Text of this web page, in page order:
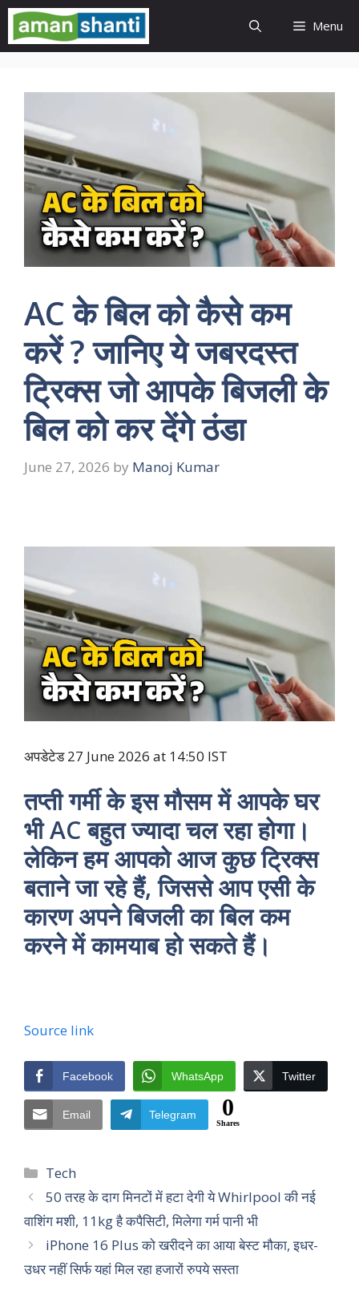
Skip
content
Menu
AC के बिल को कैसे कम
करें ? जानिए ये जबरदस्त
ट्रिक्स जो आपके बिजली के
बिल को कर देंगे ठंडा
June 27, 2026 by Manoj Kumar
अपडेटेड 27 June 2026 at 14:50 IST
तप्ती गर्मी के इस मौसम में आपके घर
भी AC बहुत ज्यादा चल रहा होगा।
लेकिन हम आपको आज कुछ ट्रिक्स
बताने जा रहे हैं, जिससे आप एसी के
कारण अपने बिजली का बिल कम
करने में कामयाब हो सकते हैं।
Source link
Facebook WhatsApp Twitter
Email Telegram 0
Shares
Categories
Tech
50 तरह के दाग मिनटों में हटा देगी ये Whirlpool की नई
वाशिंग मशी, 11kg है कपैसिटी, मिलेगा गर्म पानी भी
iPhone 16 Plus को खरीदने का आया बेस्ट मौका, इधर-
उधर नहीं सिर्फ यहां मिल रहा हजारों रुपये सस्ता